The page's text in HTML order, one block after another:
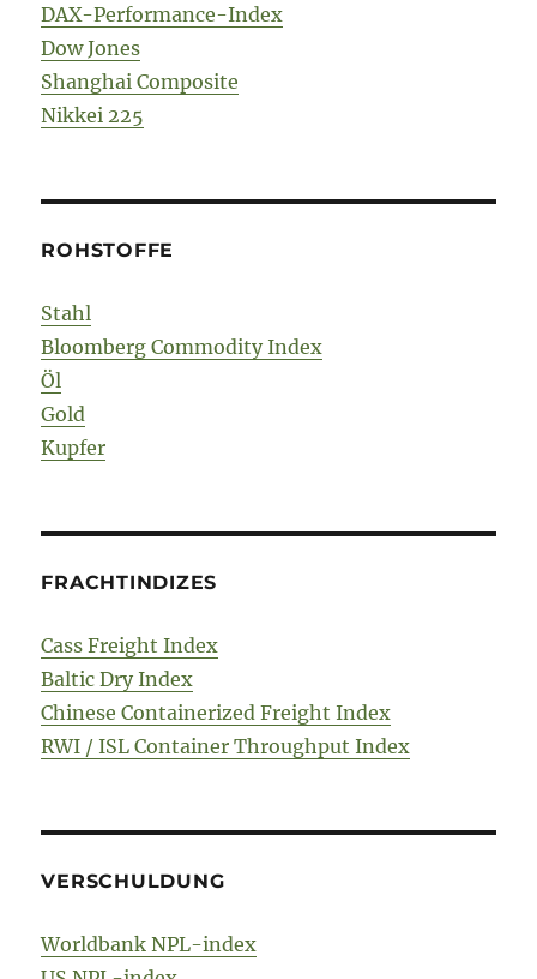
DAX-Performance-Index
Dow Jones
Shanghai Composite
Nikkei 225
ROHSTOFFE
Stahl
Bloomberg Commodity Index
Öl
Gold
Kupfer
FRACHTINDIZES
Cass Freight Index
Baltic Dry Index
Chinese Containerized Freight Index
RWI / ISL Container Throughput Index
VERSCHULDUNG
Worldbank NPL-index